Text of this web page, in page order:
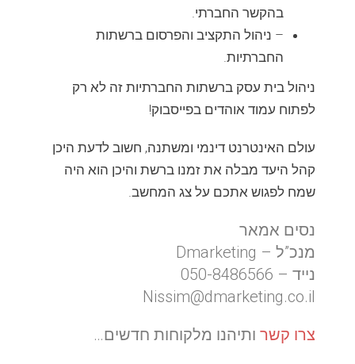
בהקשר החברתי.
– ניהול התקציב והפרסום ברשתות
החברתיות.
ניהול בית עסק ברשתות החברתיות זה לא רק
לפתוח עמוד אוהדים בפייסבוק!
עולם האינטרנט דינמי ומשתנה, חשוב לדעת היכן
קהל היעד מבלה את זמנו ברשת והיכן הוא היה
שמח לפגוש אתכם על צג המחשב.
נסים אמאר
מנכ”ל – Dmarketing
נייד – 050-8486566
Nissim@dmarketing.co.il
צרו קשר ותיהנו מלקוחות חדשים…